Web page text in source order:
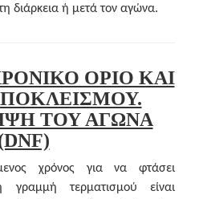
διάρκεια ή μετά τον αγώνα.
ΟΡΙΟ ΚΑΙ
ΤΟΥ ΑΓΩΝΑ
χρόνος για να φτάσει
γραμμή τερματισμού είναι